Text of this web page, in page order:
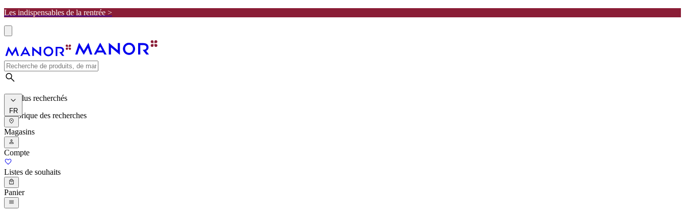
Les indispensables de la rentrée >
Les plus recherchés
Historique des recherches
FR
Magasins
Compte
Listes de souhaits
Panier